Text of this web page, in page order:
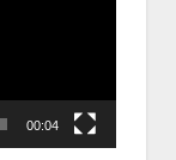
00:04